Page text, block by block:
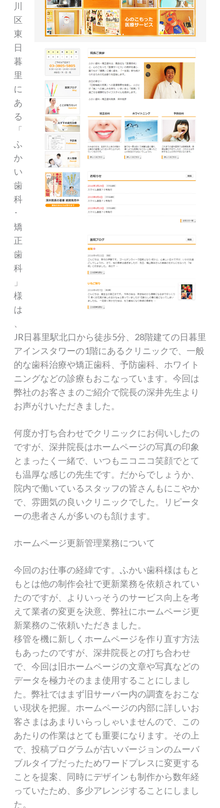
川
区
東
日
暮
里
に
あ
る
「
ふ
か
い
歯
科
･
矯
正
歯
科
」
様
は
、
JR日暮里駅北口から徒歩5分、28階建ての日暮里
アインスタワーの1階にあるクリニックで、一般
的な歯科治療や矯正歯科、予防歯科、ホワイト
ニングなどの診療もおこなっています。今回は
弊社のお客さまのご紹介で院長の深井先生より
お声がけいただきました。
何度か打ち合わせでクリニックにお伺いしたの
ですが、深井院長はホームページの写真の印象
とまったく一緒で、いつもニコニコ笑顔でとて
も温厚な感じの先生です。だからでしょうか、
院内で働いているスタッフの皆さんもにこやか
で、雰囲気の良いクリニックでした。リピータ
ーの患者さんが多いのも頷けます。
ホームページ更新管理業務について
今回のお仕事の経緯です。ふかい歯科様はもと
もとは他の制作会社で更新業務を依頼されてい
たのですが、よりいっそうのサービス向上を考
えて業者の変更を決意、弊社にホームページ更
新業務のご依頼いただきました。
移管を機に新しくホームページを作り直す方法
もあったのですが、深井院長との打ち合わせ
で、今回は旧ホームページの文章や写真などの
データを極力そのまま使用することにしまし
た。弊社ではまず旧サーバー内の調査をおこな
い現状を把握。ホームページの内部に詳しいお
客さまはあまりいらっしゃいませんので、この
あたりの作業はとても重要になります。その上
で、投稿プログラムが古いバージョンのムーバ
ブルタイプだったためワードプレスに変更する
ことを提案、同時にデザインも制作から数年経
っていたため、多少アレンジすることにしまし
た。